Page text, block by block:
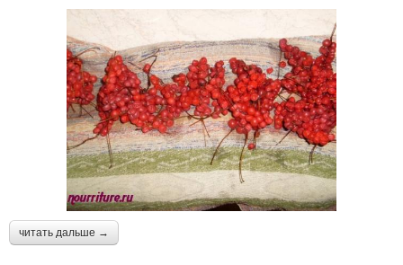
читать дальше →